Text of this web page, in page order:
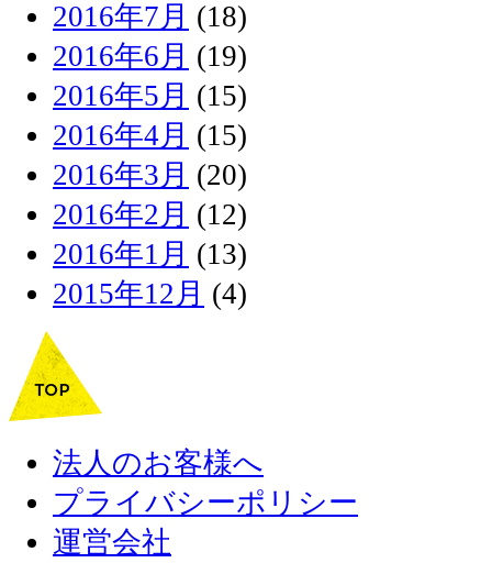
2016年7月 (18)
2016年6月 (19)
2016年5月 (15)
2016年4月 (15)
2016年3月 (20)
2016年2月 (12)
2016年1月 (13)
2015年12月 (4)
法人のお客様へ
プライバシーポリシー
運営会社